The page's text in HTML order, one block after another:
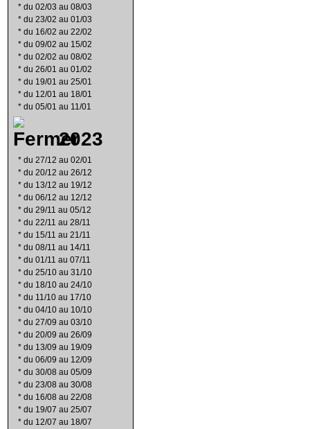
* du 02/03 au 08/03
* du 23/02 au 01/03
* du 16/02 au 22/02
* du 09/02 au 15/02
* du 02/02 au 08/02
* du 26/01 au 01/02
* du 19/01 au 25/01
* du 12/01 au 18/01
* du 05/01 au 11/01
2023
* du 27/12 au 02/01
* du 20/12 au 26/12
* du 13/12 au 19/12
* du 06/12 au 12/12
* du 29/11 au 05/12
* du 22/11 au 28/11
* du 15/11 au 21/11
* du 08/11 au 14/11
* du 01/11 au 07/11
* du 25/10 au 31/10
* du 18/10 au 24/10
* du 11/10 au 17/10
* du 04/10 au 10/10
* du 27/09 au 03/10
* du 20/09 au 26/09
* du 13/09 au 19/09
* du 06/09 au 12/09
* du 30/08 au 05/09
* du 23/08 au 30/08
* du 16/08 au 22/08
* du 19/07 au 25/07
* du 12/07 au 18/07